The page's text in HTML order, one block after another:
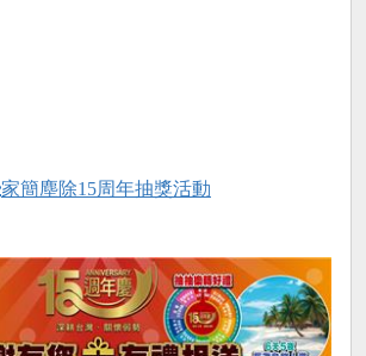
家簡塵除15周年抽獎活動